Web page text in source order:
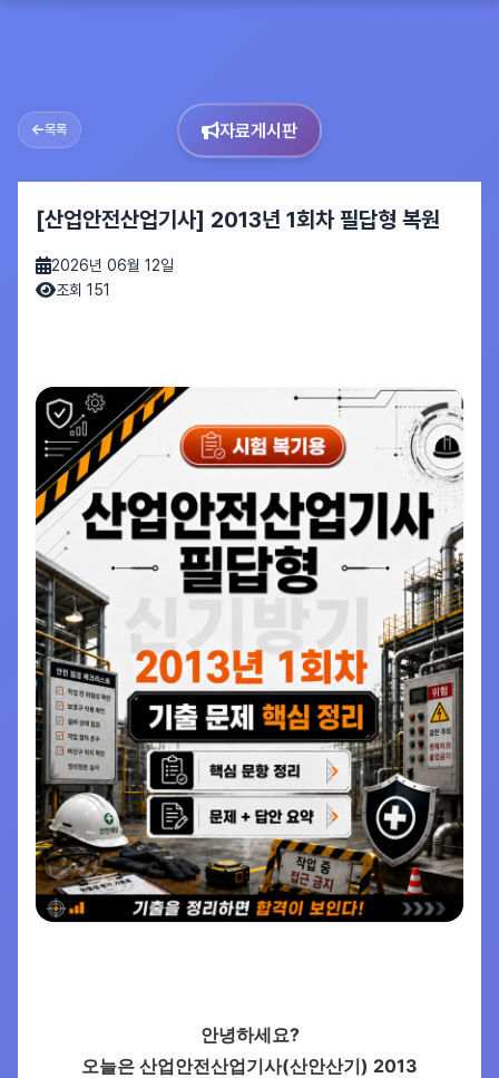
목록 자료게시판
[산업안전산업기사] 2013년 1회차 필답형 복원
2026년 06월 12일
조회 151
안녕하세요?
오늘은 산업안전산업기사(산안산기) 2013